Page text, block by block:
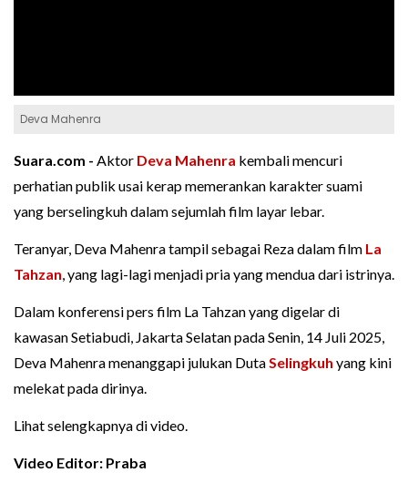
Deva Mahenra
Suara.com - Aktor Deva Mahenra kembali mencuri
perhatian publik usai kerap memerankan karakter suami
yang berselingkuh dalam sejumlah film layar lebar.
Teranyar, Deva Mahenra tampil sebagai Reza dalam film La
Tahzan, yang lagi-lagi menjadi pria yang mendua dari istrinya.
Dalam konferensi pers film La Tahzan yang digelar di
kawasan Setiabudi, Jakarta Selatan pada Senin, 14 Juli 2025,
Deva Mahenra menanggapi julukan DutaSelingkuh yang kini
melekat pada dirinya.
Lihat selengkapnya di video.
Video Editor: Praba